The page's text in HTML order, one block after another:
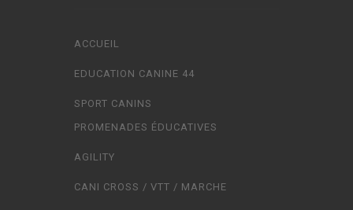
ACCUEIL
EDUCATION CANINE 44
SPORT CANINS
PROMENADES ÉDUCATIVES
AGILITY
CANI CROSS / VTT / MARCHE